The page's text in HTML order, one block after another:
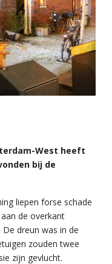
West heeft
bij de
liepen forse schade
de overkant
dreun was in de
zouden twee
zijn gevlucht.